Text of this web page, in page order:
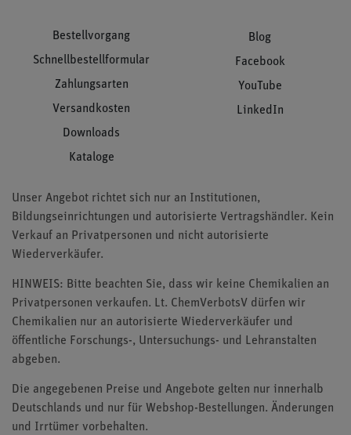
Bestellvorgang
Schnellbestellformular
Zahlungsarten
Versandkosten
Downloads
Kataloge
Blog
Facebook
YouTube
LinkedIn
Unser Angebot richtet sich nur an Institutionen,
Bildungseinrichtungen und autorisierte Vertragshändler. Kein
Verkauf an Privatpersonen und nicht autorisierte
Wiederverkäufer.
HINWEIS: Bitte beachten Sie, dass wir keine Chemikalien an
Privatpersonen verkaufen. Lt. ChemVerbotsV dürfen wir
Chemikalien nur an autorisierte Wiederverkäufer und
öffentliche Forschungs-, Untersuchungs- und Lehranstalten
abgeben.
Die angegebenen Preise und Angebote gelten nur innerhalb
Deutschlands und nur für Webshop-Bestellungen. Änderungen
und Irrtümer vorbehalten.